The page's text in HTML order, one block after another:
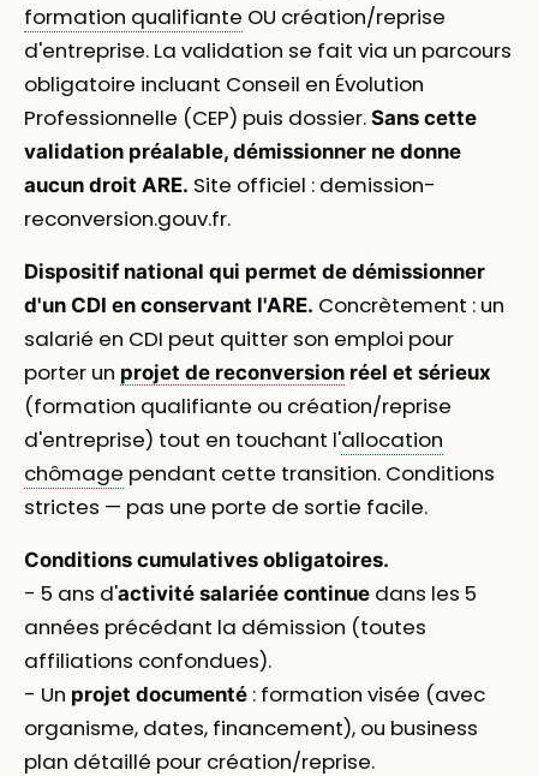
formation qualifiante OU création/reprise
d'entreprise. La validation se fait via un parcours
obligatoire incluant Conseil en Évolution
Professionnelle (CEP) puis dossier. Sans cette
validation préalable, démissionner ne donne
aucun droit ARE. Site officiel : demission-
reconversion.gouv.fr.
Dispositif national qui permet de démissionner
d'un CDI en conservant l'ARE. Concrètement : un
salarié en CDI peut quitter son emploi pour
porter un projet de reconversion réel et sérieux
(formation qualifiante ou création/reprise
d'entreprise) tout en touchant l'allocation
chômage pendant cette transition. Conditions
strictes — pas une porte de sortie facile.
Conditions cumulatives obligatoires.
- 5 ans d'activité salariée continue dans les 5
années précédant la démission (toutes
affiliations confondues).
- Un projet documenté : formation visée (avec
organisme, dates, financement), ou business
plan détaillé pour création/reprise.